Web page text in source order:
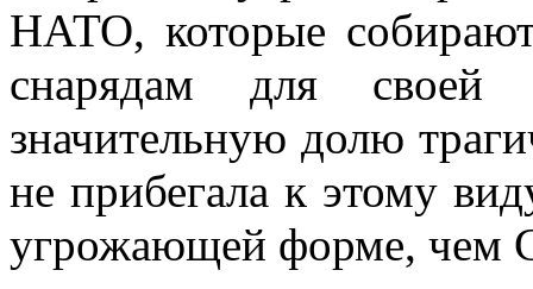
НАТО, которые
снарядам для
значительную долю
не прибегала к этому
угрожающей форме, чем